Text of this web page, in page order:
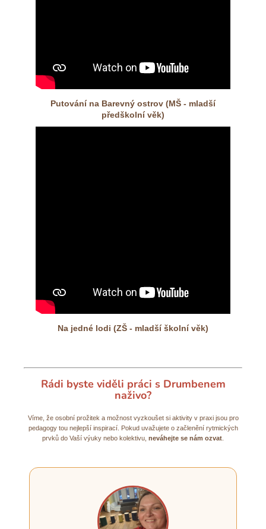
Putování na Barevný ostrov (MŠ - mladší
předškolní věk)
Na jedné lodi (ZŠ - mladší školní věk)
Rádi byste viděli práci s Drumbenem
naživo?
Víme, že osobní prožitek a možnost vyzkoušet si aktivity v praxi jsou pro
pedagogy tou nejlepší inspirací. Pokud uvažujete o začlenění rytmických
prvků do Vaší výuky nebo kolektivu, neváhejte se nám ozvat